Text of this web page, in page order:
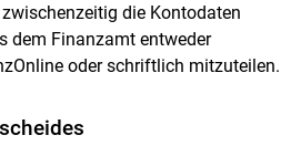
die Kontodaten
dem Finanzamt entweder
oder schriftlich mitzuteilen.